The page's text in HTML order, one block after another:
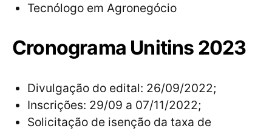
Tecnólogo em Agronegócio
Cronograma Unitins 2023
Divulgação do edital: 26/09/2022;
Inscrições: 29/09 a 07/11/2022;
Solicitação de isenção da taxa de